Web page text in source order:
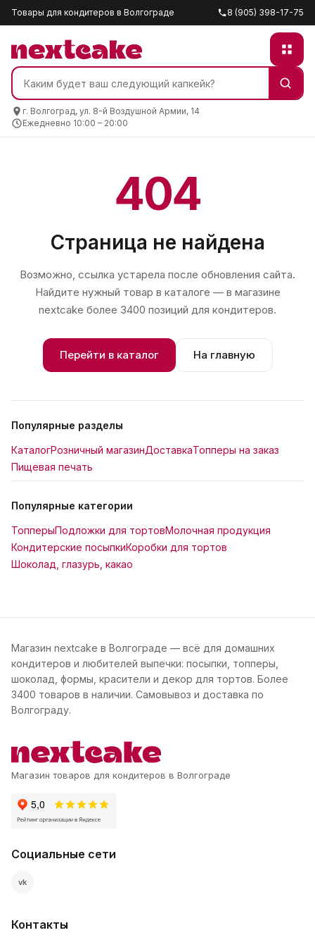
Товары для кондитеров в Волгограде 8 (905) 398-17-75
г. Волгоград, ул. 8-й Воздушной Армии, 14
Ежедневно 10:00 – 20:00
404
Страница не найдена
Возможно, ссылка устарела после обновления сайта.
Найдите нужный товар в каталоге — в магазине
nextcake более 3400 позиций для кондитеров.
Перейти в каталог На главную
Популярные разделы
КаталогРозничный магазинДоставкаТопперы на заказ
Пищевая печать
Популярные категории
ТопперыПодложки для тортовМолочная продукция
Кондитерские посыпкиКоробки для тортов
Шоколад, глазурь, какао
Магазин nextcake в Волгограде — всё для домашних
кондитеров и любителей выпечки: посыпки, топперы,
шоколад, формы, красители и декор для тортов. Более
3400 товаров в наличии. Самовывоз и доставка по
Волгограду.
Магазин товаров для кондитеров в Волгограде
Социальные сети
vk
Контакты